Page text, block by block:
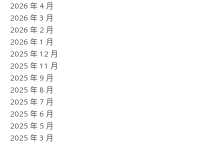
2026 年 4 月
2026 年 3 月
2026 年 2 月
2026 年 1 月
2025 年 12 月
2025 年 11 月
2025 年 9 月
2025 年 8 月
2025 年 7 月
2025 年 6 月
2025 年 5 月
2025 年 3 月